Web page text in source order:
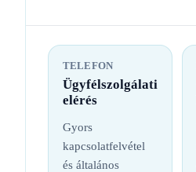
TELEFON
Ügyfélszolgálati
elérés
Gyors
kapcsolatfelvétel
és általános